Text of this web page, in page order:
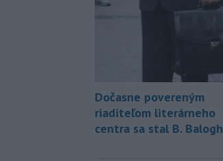
Dočasne povereným
riaditeľom literárneho
centra sa stal B. Balogh